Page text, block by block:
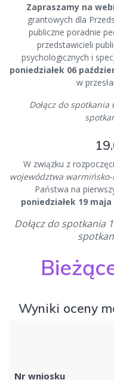
Zapraszamy na
grantowych dla
publiczne poradnie
przedstawicieli
psychologicznych i
poniedziałek 06
w
Dołącz do spotkania
W związku z
województwa warmińsko-
Państwa na
poniedziałek 19 maja
Dołącz do spotkania
Wyniki oceny
Nr wniosku